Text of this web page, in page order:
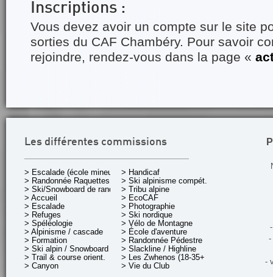
Inscriptions :
Vous devez avoir un compte sur le site
sorties du CAF Chambéry. Pour savoir
rejoindre, rendez-vous dans la page «
Les différentes commissions
> Escalade (école mineurs)
> Randonnée Raquettes
> Ski/Snowboard de rando.
> Accueil
> Escalade
> Refuges
> Spéléologie
> Alpinisme / cascade
> Formation
> Ski alpin / Snowboard
> Trail & course orient.
> Canyon
> Handicaf
> Ski alpinisme compét.
> Tribu alpine
> EcoCAF
> Photographie
> Ski nordique
> Vélo de Montagne
> École d'aventure
> Randonnée Pédestre
> Slackline / Highline
> Les Zwhenos (18-35+ ans)
> Vie du Club
-
-